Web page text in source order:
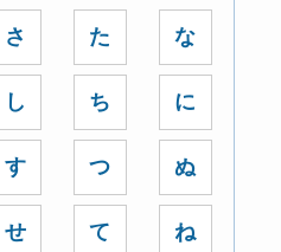
さ
し
す
せ
た
ち
つ
て
な
に
ぬ
ね